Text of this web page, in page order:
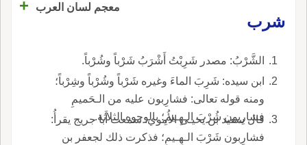
معجم لسان العرب
+
شرب
الشَّرْبُ: مصدر شَرِبْتُ أَشْرَبُ شَرْباً وشُرْباً.
ابن سيده: شَرِبَ الماءَ وغيره شَرْباً وشُرْباً وشِرْباً؛
ومنه قوله تعالى: فشارِبون عليه من الـحَميمِ
فشارِبون شُرْبَ الـهِـيمِ؛ بالوجوه الثلاثة.
قال سعيد بن يحيـى الأُموي: سمعت أَبا جريج يقرأُ:
فشارِبون شَرْبَ الـهِـيمِ؛ فذكرت ذلك لجعفر بن